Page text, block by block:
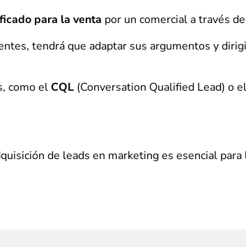
para la venta por un comercial a través
tendrá que adaptar sus argumentos y
como elCQL (Conversation Qualified Lead) o el
de leads en marketing es esencial